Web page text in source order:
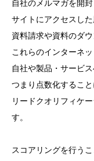
自社のメルマガを開封
サイトにアクセスし
資料請求や資料のダ
これらのインターネ
自社や製品・サービ
つまり点数化するこ
リードクオリフィケ
す。
スコアリングを行う